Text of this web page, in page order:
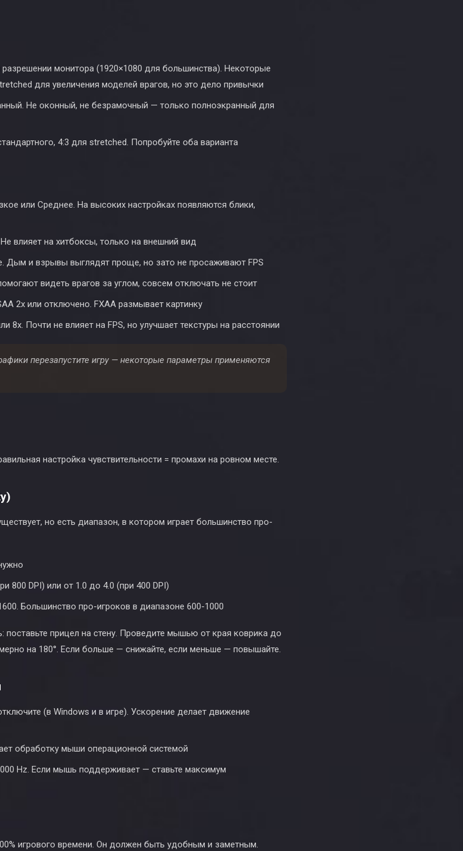
разрешении монитора (1920×1080 для большинства). Некоторые
для увеличения моделей врагов, но это дело привычки
Не оконный, не безрамочный — только полноэкранный для
4:3 для stretched. Попробуйте оба варианта
или Среднее. На высоких настройках появляются блики,
влияет на хитбоксы, только на внешний вид
Дым и взрывы выглядят проще, но зато не просаживают FPS
видеть врагов за углом, совсем отключать не стоит
2x или отключено. FXAA размывает картинку
8x. Почти не влияет на FPS, но улучшает текстуры на расстоянии
перезапустите игру — некоторые параметры применяются
настройка чувствительности = промахи на ровном месте.
но есть диапазон, в котором играет большинство про-
800 DPI) или от 1.0 до 4.0 (при 400 DPI)
Большинство про-игроков в диапазоне 600-1000
поставьте прицел на стену. Проведите мышью от края коврика до
на 180°. Если больше — снижайте, если меньше — повышайте.
(в Windows и в игре). Ускорение делает движение
обработку мыши операционной системой
Hz. Если мышь поддерживает — ставьте максимум
игрового времени. Он должен быть удобным и заметным.